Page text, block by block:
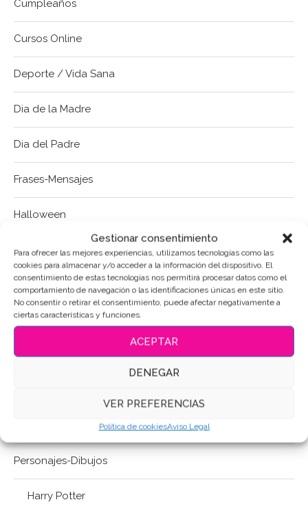
Gestionar consentimiento
Para ofrecer las mejores experiencias, utilizamos tecnologías como las
cookies para almacenar y/o acceder a la información del dispositivo. El
consentimiento de estas tecnologías nos permitirá procesar datos como el
comportamiento de navegación o las identificaciones únicas en este sitio.
No consentir o retirar el consentimiento, puede afectar negativamente a
ciertas características y funciones.
ACEPTAR
DENEGAR
VER PREFERENCIAS
Política de cookiesAviso Legal
Cumpleaños
Cursos Online
Deporte / Vida Sana
Dia de la Madre
Dia del Padre
Frases-Mensajes
Halloween
Letra-Número
Mundo de Fantasía
Música
Pascua / S. Santa
Personajes-Dibujos
Harry Potter